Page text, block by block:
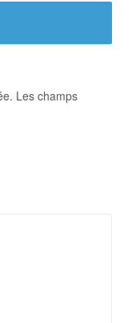
Les champs